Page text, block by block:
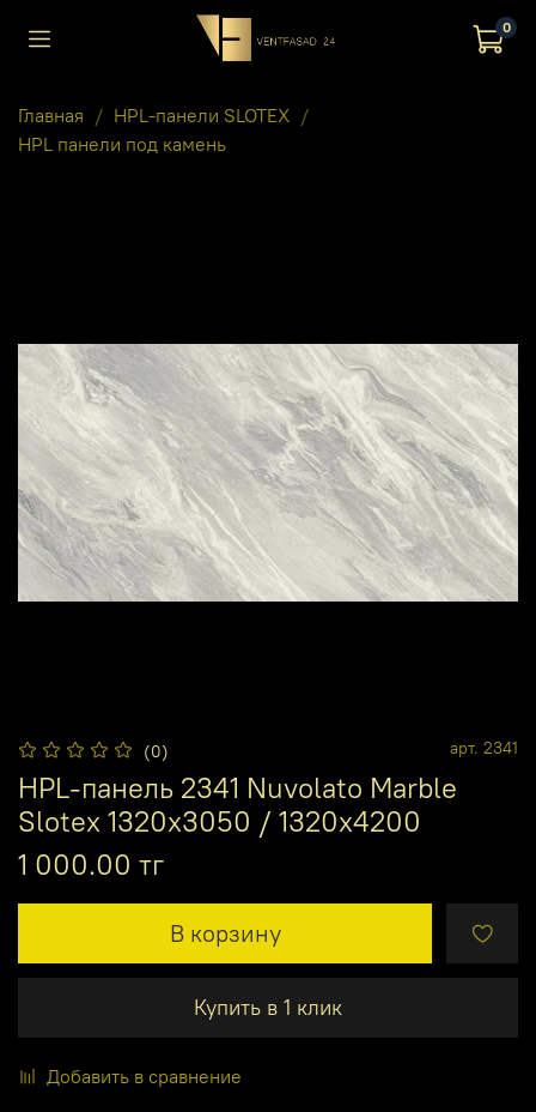
0
Главная
HPL-панели SLOTEX
HPL панели под камень
(0) арт. 2341
HPL-панель 2341 Nuvolato Marble
Slotex 1320х3050 / 1320х4200
1 000.00 тг
В корзину
Купить в 1 клик
Добавить в сравнение